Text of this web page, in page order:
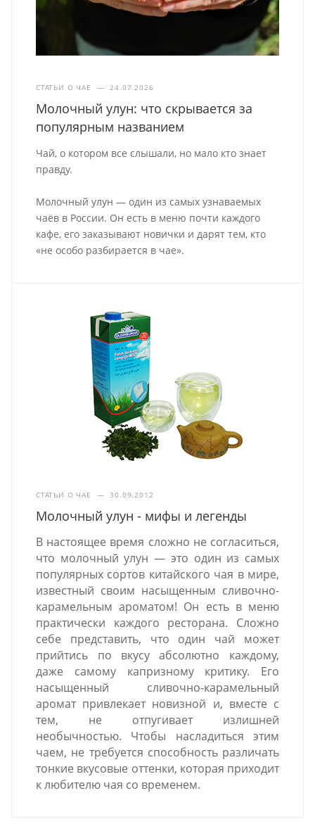
СТАТЬИ О ЧАЕ — 24.07.2026
Молочный улун: что скрывается за
популярным названием
Чай, о котором все слышали, но мало кто знает
правду.
Молочный улун — один из самых узнаваемых
чаёв в России. Он есть в меню почти каждого
кафе, его заказывают новички и дарят тем, кто
«не особо разбирается в чае».
СТАТЬИ О ЧАЕ — 30.09.2012
Молочный улун - мифы и легенды
В настоящее время сложно не согласиться,
что молочный улун — это один из самых
популярных сортов китайского чая в мире,
известный своим насыщенным сливочно-
карамельным ароматом! Он есть в меню
практически каждого ресторана. Сложно
себе представить, что один чай может
прийтись по вкусу абсолютно каждому,
даже самому капризному критику. Его
насыщенный сливочно-карамельный
аромат привлекает новизной и, вместе с
тем, не отпугивает излишней
необычностью. Чтобы насладиться этим
чаем, не требуется способность различать
тонкие вкусовые оттенки, которая приходит
к любителю чая со временем.